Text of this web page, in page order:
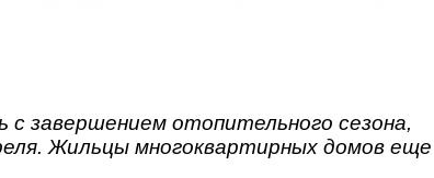
завершением отопительного сезона,
Жильцы многоквартирных домов еще